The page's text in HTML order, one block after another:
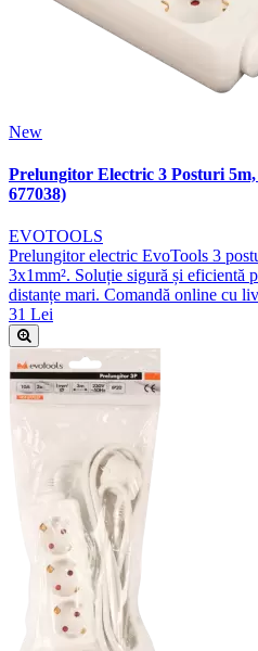
New
Prelungitor Electric 3 Posturi
677038)
EVOTOOLS
Prelungitor electric EvoTools 3
3x1mm². Soluție sigură și eficientă
distanțe mari. Comandă online cu
31 Lei